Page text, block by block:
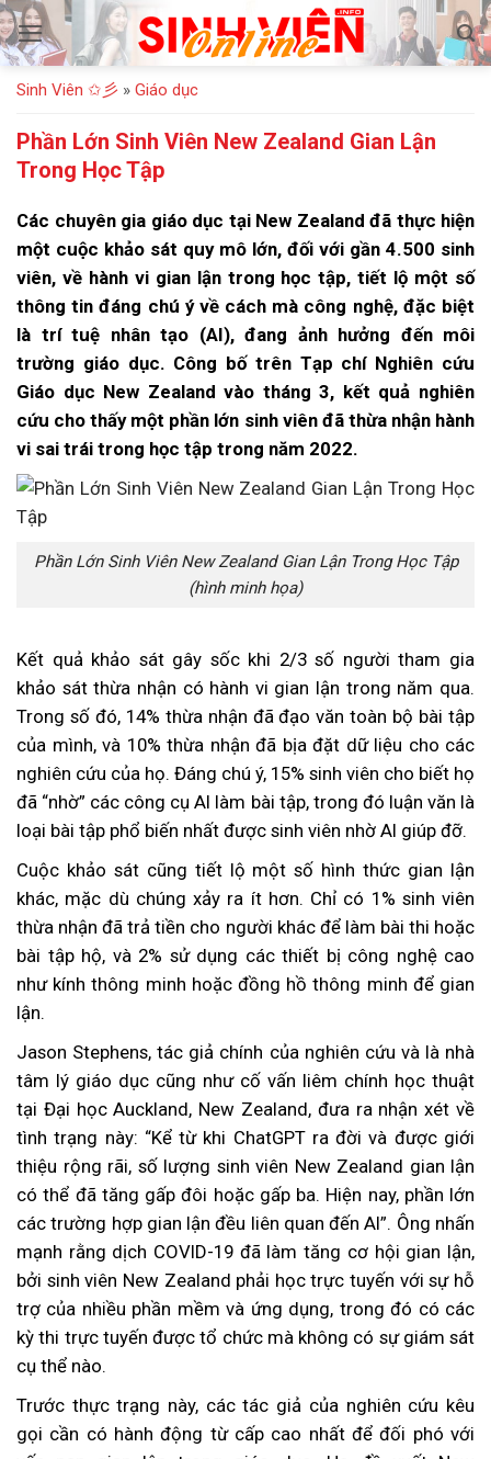
Bỏ
qua
nội
dung
Sinh Viên ✩彡 » Giáo dục
Phần Lớn Sinh Viên New Zealand Gian Lận
Trong Học Tập
Các chuyên gia giáo dục tại New Zealand đã thực hiện
một cuộc khảo sát quy mô lớn, đối với gần 4.500 sinh
viên, về hành vi gian lận trong học tập, tiết lộ một số
thông tin đáng chú ý về cách mà công nghệ, đặc biệt
là trí tuệ nhân tạo (AI), đang ảnh hưởng đến môi
trường giáo dục. Công bố trên Tạp chí Nghiên cứu
Giáo dục New Zealand vào tháng 3, kết quả nghiên
cứu cho thấy một phần lớn sinh viên đã thừa nhận hành
vi sai trái trong học tập trong năm 2022.
Phần Lớn Sinh Viên New Zealand Gian Lận Trong Học Tập
(hình minh họa)
Kết quả khảo sát gây sốc khi 2/3 số người tham gia
khảo sát thừa nhận có hành vi gian lận trong năm qua.
Trong số đó, 14% thừa nhận đã đạo văn toàn bộ bài tập
của mình, và 10% thừa nhận đã bịa đặt dữ liệu cho các
nghiên cứu của họ. Đáng chú ý, 15% sinh viên cho biết họ
đã “nhờ” các công cụ AI làm bài tập, trong đó luận văn là
loại bài tập phổ biến nhất được sinh viên nhờ AI giúp đỡ.
Cuộc khảo sát cũng tiết lộ một số hình thức gian lận
khác, mặc dù chúng xảy ra ít hơn. Chỉ có 1% sinh viên
thừa nhận đã trả tiền cho người khác để làm bài thi hoặc
bài tập hộ, và 2% sử dụng các thiết bị công nghệ cao
như kính thông minh hoặc đồng hồ thông minh để gian
lận.
Jason Stephens, tác giả chính của nghiên cứu và là nhà
tâm lý giáo dục cũng như cố vấn liêm chính học thuật
tại Đại học Auckland, New Zealand, đưa ra nhận xét về
tình trạng này: “Kể từ khi ChatGPT ra đời và được giới
thiệu rộng rãi, số lượng sinh viên New Zealand gian lận
có thể đã tăng gấp đôi hoặc gấp ba. Hiện nay, phần lớn
các trường hợp gian lận đều liên quan đến AI”. Ông nhấn
mạnh rằng dịch COVID-19 đã làm tăng cơ hội gian lận,
bởi sinh viên New Zealand phải học trực tuyến với sự hỗ
trợ của nhiều phần mềm và ứng dụng, trong đó có các
kỳ thi trực tuyến được tổ chức mà không có sự giám sát
cụ thể nào.
Trước thực trạng này, các tác giả của nghiên cứu kêu
gọi cần có hành động từ cấp cao nhất để đối phó với